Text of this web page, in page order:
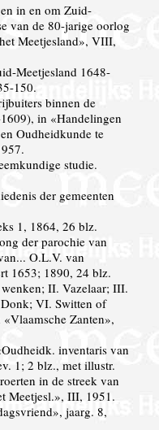
in en om Zuid-
van de 80-jarige oorlog
Meetjesland», VIII,
Meetjesland 1648-
150.
binnen de
in «Handelingen
Oudheidkunde te
studie.
der gemeenten
1, 1864, 26 blz.
der parochie van
O.L.V. van
1653; 1890, 24 blz.
II. Vazelaar; III.
VI. Switten of
Zanten»,
inventaris van
1; 2 blz., met illustr.
in de streek van
Meetjesl.», III, 1951.
jaarg. 8,